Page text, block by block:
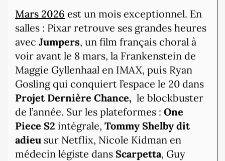
Mars 2026 est un mois exceptionnel. En
salles : Pixar retrouve ses grandes heures
avec Jumpers, un film français choral à
voir avant le 8 mars, la Frankenstein de
Maggie Gyllenhaal en IMAX, puis Ryan
Gosling qui conquiert l’espace le 20 dans
Projet Dernière Chance, le blockbuster
de l’année. Sur les plateformes : One
Piece S2 intégrale, Tommy Shelby dit
adieu sur Netflix, Nicole Kidman en
médecin légiste dans Scarpetta, Guy